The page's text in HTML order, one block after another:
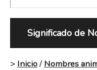
Significado de
> Inicio/Nombres